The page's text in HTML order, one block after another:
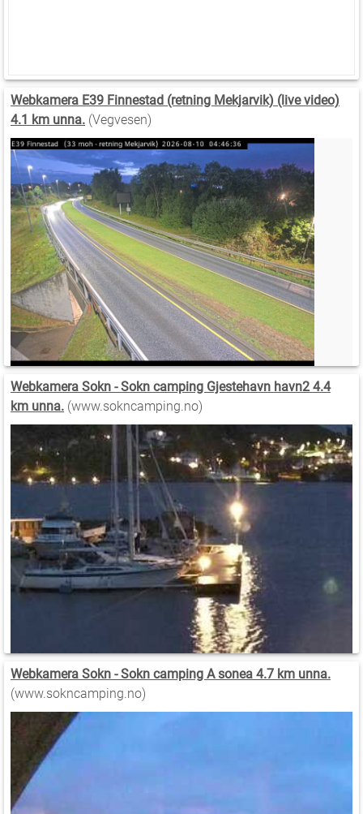
Webkamera E39 Finnestad (retning Mekjarvik) (live video)
4.1 km unna. (Vegvesen)
Webkamera Sokn - Sokn camping Gjestehavn havn2 4.4
km unna. (www.sokncamping.no)
Webkamera Sokn - Sokn camping A sonea 4.7 km unna.
(www.sokncamping.no)